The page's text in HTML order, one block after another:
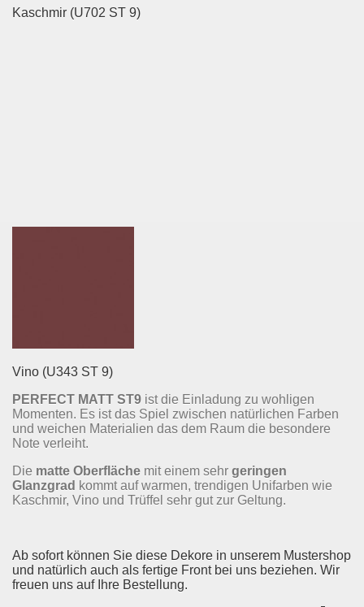
Kaschmir (U702 ST 9)
Vino (U343 ST 9)
PERFECT MATT ST9 ist die Einladung zu wohligen
Momenten. Es ist das Spiel zwischen natürlichen Farben
und weichen Materialien das dem Raum die besondere
Note verleiht.
Die matte Oberfläche mit einem sehr geringen
Glanzgrad kommt auf warmen, trendigen Unifarben wie
Kaschmir, Vino und Trüffel sehr gut zur Geltung.
Ab sofort können Sie diese Dekore in unserem Mustershop
und natürlich auch als fertige Front bei uns beziehen. Wir
freuen uns auf Ihre Bestellung.